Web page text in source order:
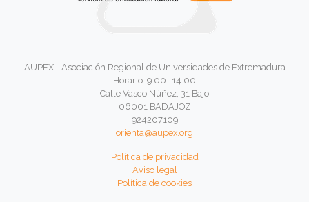
AUPEX - Asociación Regional de Universidades de Extremadura
Horario: 9:00 -14:00
Calle Vasco Núñez, 31 Bajo
06001 BADAJOZ
924207109
orienta@aupex.org
Política de privacidad
Aviso legal
Política de cookies